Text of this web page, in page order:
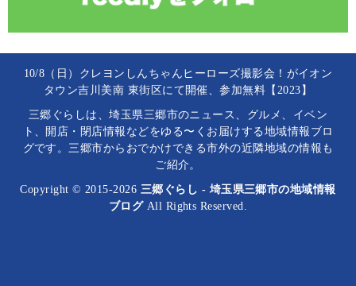
10/8（日）クレヨンしんちゃんヒーローズ撮影会！がイオン
タウン吉川美南 東街区にて開催、参加無料【2023】
三郷ぐらしは、埼玉県三郷市のニュース、グルメ、イベン
ト、開店・閉店情報などをゆる〜くお届けする地域情報ブロ
グです。三郷市からおでかけできる市外の近隣地域の情報も
ご紹介。
Copyright © 2015-2026 三郷ぐらし - 埼玉県三郷市の地域情報
ブログAll Rights Reserved.